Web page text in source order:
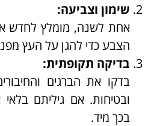
שימון וצביעה:
אחת לשנה, מומלץ לחדש
הצבע כדי להגן על העץ מפני
בדיקה תקופתית:
בדקו את הברגים
ובטיחות. אם גיליתם
בכך מיד.